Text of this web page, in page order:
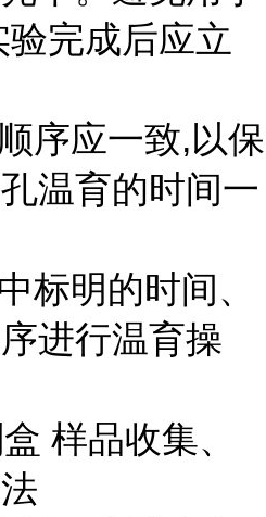
完成后应立
序应一致,以保
温育的时间一
标明的时间、
进行温育操
样品收集、